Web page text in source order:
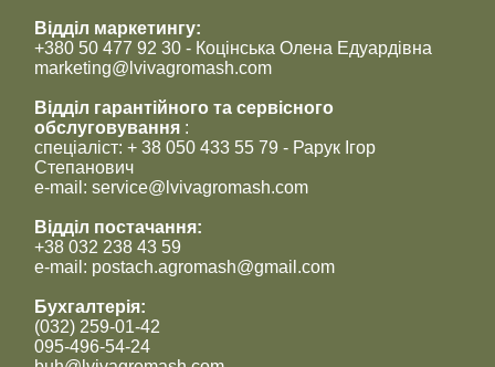
Відділ маркетингу:
+380 50 477 92 30 - Коцінська Олена Едуардівна
marketing@lvivagromash.com
Відділ гарантійного та сервісного
обслуговування :
спеціаліст: + 38 050 433 55 79 - Рарук Ігор
Степанович
e-mail: service@lvivagromash.com
Відділ постачання:
+38 032 238 43 59
e-mail: postach.agromash@gmail.com
Бухгалтерія:
(032) 259-01-42
095-496-54-24